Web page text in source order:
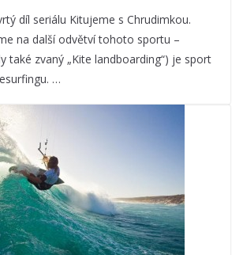
díl seriálu Kitujeme s Chrudimkou.
na další odvětví tohoto sportu –
také zvaný „Kite landboarding“) je sport
…